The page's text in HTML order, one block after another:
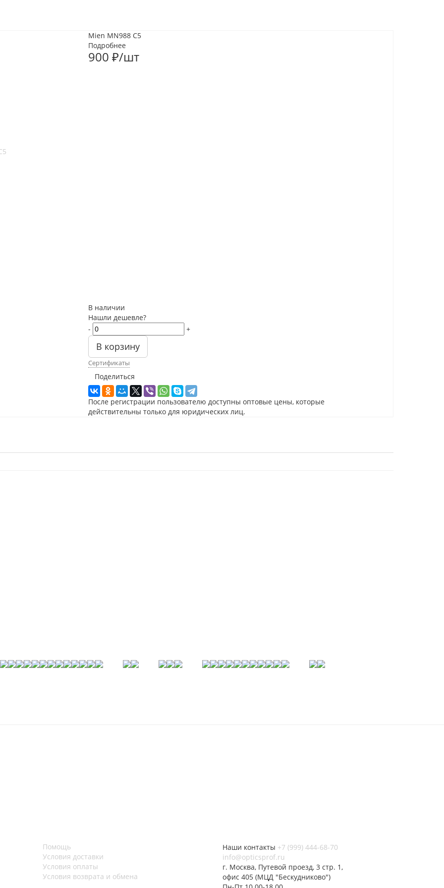
Mien MN988 C5
Подробнее
900 ₽/шт
В наличии
Нашли дешевле?
-
+
В корзину
Сертификаты
Поделиться
После регистрации пользователю доступны оптовые цены, которые
действительны только для юридических лиц.
Помощь
Условия доставки
Условия оплаты
Условия возврата и обмена
Наши контакты +7 (999) 444-68-70
info@opticsprof.ru
г. Москва, Путевой проезд, 3 стр. 1,
офис 405 (МЦД "Бескудниково")